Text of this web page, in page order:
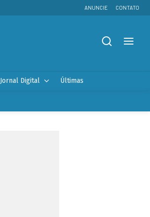
ANUNCIE CONTATO
Jornal Digital Últimas